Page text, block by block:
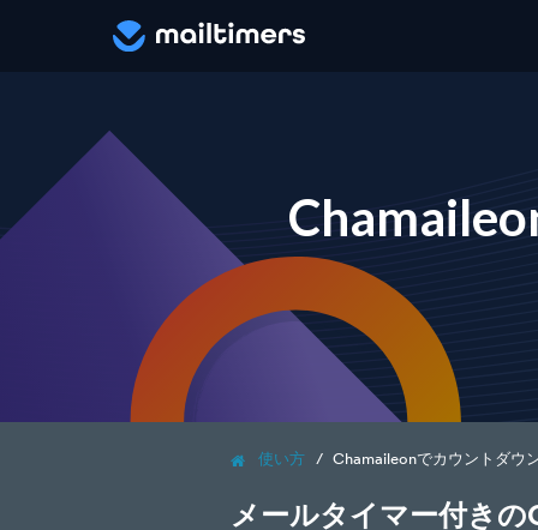
使い方 Chamaileonでカウントダウ
メールタイマー付きの